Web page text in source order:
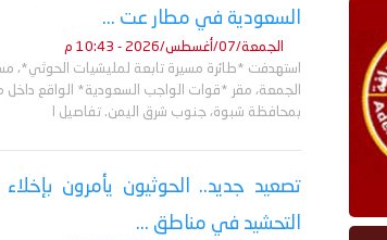
السعودية في مطار عت ...
الجمعة/07/أغسطس/2026 - 10:43 م
استهدفت *طائرة مسيرة تابعة لمليشيات الحوثي*،
الجمعة، مقر *قوات الواجب السعودية* الواقع داخل
بمحافظة شبوة، جنوب شرق اليمن. تفاصيل ا
تصعيد جديد.. الحوثيون يأمرون
التحشيد في مناطق ...